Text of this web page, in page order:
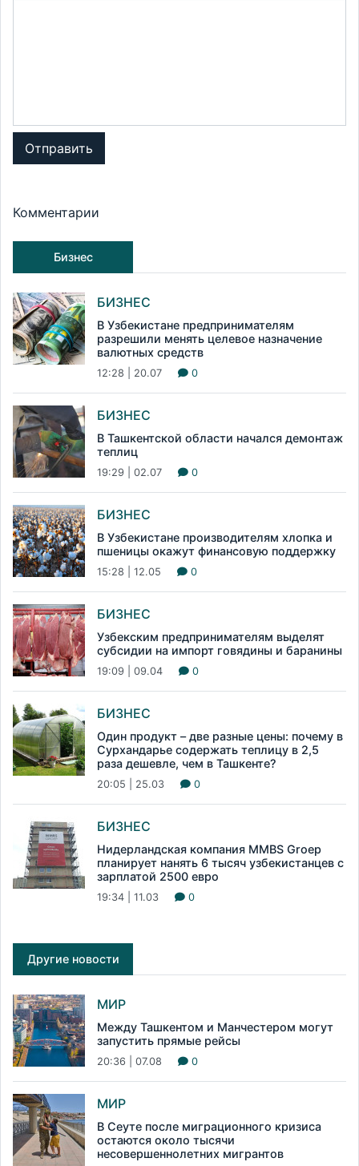
Отправить
Комментарии
Бизнес
БИЗНЕС
В Узбекистане предпринимателям
разрешили менять целевое назначение
валютных средств
12:28 | 20.07 0
БИЗНЕС
В Ташкентской области начался демонтаж
теплиц
19:29 | 02.07 0
БИЗНЕС
В Узбекистане производителям хлопка и
пшеницы окажут финансовую поддержку
15:28 | 12.05 0
БИЗНЕС
Узбекским предпринимателям выделят
субсидии на импорт говядины и баранины
19:09 | 09.04 0
БИЗНЕС
Один продукт – две разные цены: почему в
Сурхандарье содержать теплицу в 2,5
раза дешевле, чем в Ташкенте?
20:05 | 25.03 0
БИЗНЕС
Нидерландская компания MMBS Groep
планирует нанять 6 тысяч узбекистанцев с
зарплатой 2500 евро
19:34 | 11.03 0
Другие новости
МИР
Между Ташкентом и Манчестером могут
запустить прямые рейсы
20:36 | 07.08 0
МИР
В Сеуте после миграционного кризиса
остаются около тысячи
несовершеннолетних мигрантов